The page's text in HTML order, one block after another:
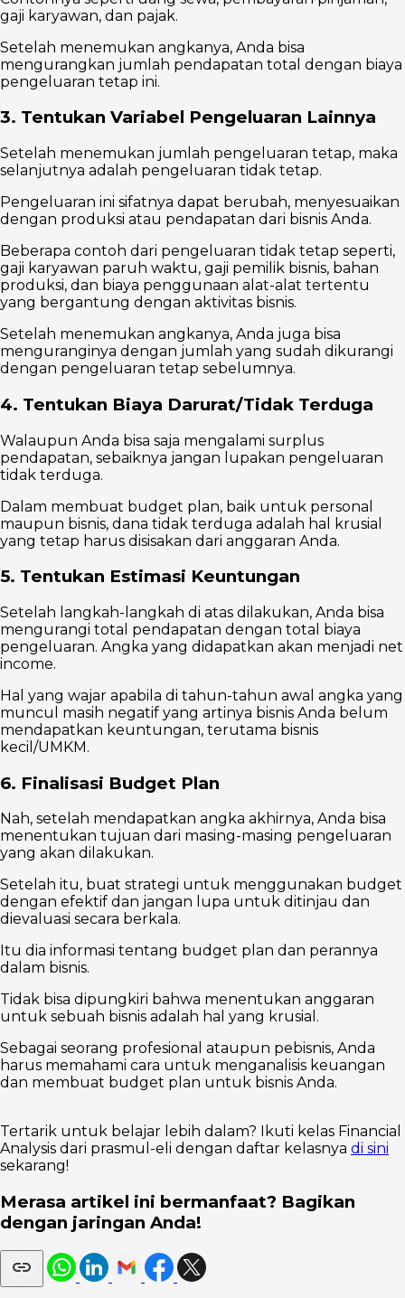
gaji karyawan, dan pajak.
Setelah menemukan angkanya, Anda bisa
mengurangkan jumlah pendapatan total dengan biaya
pengeluaran tetap ini.
3. Tentukan Variabel Pengeluaran Lainnya
Setelah menemukan jumlah pengeluaran tetap, maka
selanjutnya adalah pengeluaran tidak tetap.
Pengeluaran ini sifatnya dapat berubah, menyesuaikan
dengan produksi atau pendapatan dari bisnis Anda.
Beberapa contoh dari pengeluaran tidak tetap seperti,
gaji karyawan paruh waktu, gaji pemilik bisnis, bahan
produksi, dan biaya penggunaan alat-alat tertentu
yang bergantung dengan aktivitas bisnis.
Setelah menemukan angkanya, Anda juga bisa
menguranginya dengan jumlah yang sudah dikurangi
dengan pengeluaran tetap sebelumnya.
4. Tentukan Biaya Darurat/Tidak Terduga
Walaupun Anda bisa saja mengalami surplus
pendapatan, sebaiknya jangan lupakan pengeluaran
tidak terduga.
Dalam membuat budget plan, baik untuk personal
maupun bisnis, dana tidak terduga adalah hal krusial
yang tetap harus disisakan dari anggaran Anda.
5. Tentukan Estimasi Keuntungan
Setelah langkah-langkah di atas dilakukan, Anda bisa
mengurangi total pendapatan dengan total biaya
pengeluaran. Angka yang didapatkan akan menjadi net
income.
Hal yang wajar apabila di tahun-tahun awal angka yang
muncul masih negatif yang artinya bisnis Anda belum
mendapatkan keuntungan, terutama bisnis
kecil/UMKM.
6. Finalisasi Budget Plan
Nah, setelah mendapatkan angka akhirnya, Anda bisa
menentukan tujuan dari masing-masing pengeluaran
yang akan dilakukan.
Setelah itu, buat strategi untuk menggunakan budget
dengan efektif dan jangan lupa untuk ditinjau dan
dievaluasi secara berkala.
Itu dia informasi tentang budget plan dan perannya
dalam bisnis.
Tidak bisa dipungkiri bahwa menentukan anggaran
untuk sebuah bisnis adalah hal yang krusial.
Sebagai seorang profesional ataupun pebisnis, Anda
harus memahami cara untuk menganalisis keuangan
dan membuat budget plan untuk bisnis Anda.
Tertarik untuk belajar lebih dalam? Ikuti kelas Financial
Analysis dari prasmul-eli dengan daftar kelasnya di sini
sekarang!
Merasa artikel ini bermanfaat? Bagikan
dengan jaringan Anda!